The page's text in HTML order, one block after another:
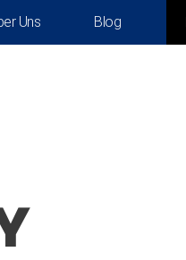
Uns Blog